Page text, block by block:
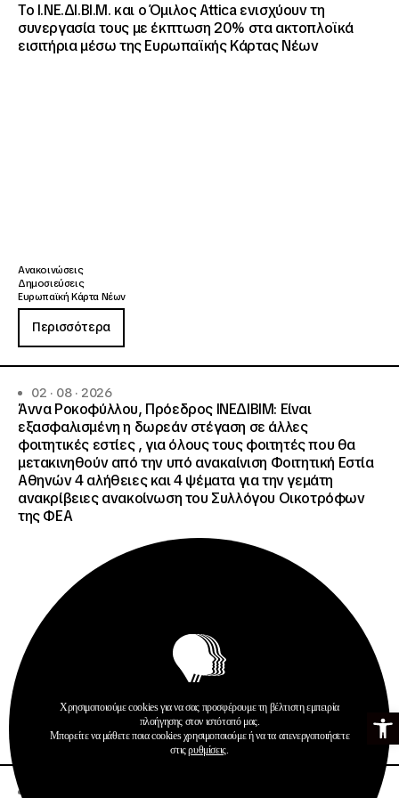
Ανοίξτε
Το Ι.ΝΕ.ΔΙ.ΒΙ.Μ. και o Όμιλος Attica ενισχύουν τη
συνεργασία τους με έκπτωση 20% στα ακτοπλοϊκά
εισιτήρια μέσω της Ευρωπαϊκής Κάρτας Νέων
Ανακοινώσεις
Δημοσιεύσεις
Ευρωπαϊκή Κάρτα Νέων
Περισσότερα
02 · 08 · 2026
Άννα Ροκοφύλλου, Πρόεδρος ΙΝΕΔΙΒΙΜ: Είναι
εξασφαλισμένη η δωρεάν στέγαση σε άλλες
φοιτητικές εστίες , για όλους τους φοιτητές που θα
μετακινηθούν από την υπό ανακαίνιση Φοιτητική Εστία
Αθηνών 4 αλήθειες και 4 ψέματα για την γεμάτη
ανακρίβειες ανακοίνωση του Συλλόγου Οικοτρόφων
της ΦΕΑ
Χρησιμοποιούμε cookies για να σας προσφέρουμε τη βέλτιστη εμπειρία
πλοήγησης στον ιστότοπό μας.
Μπορείτε να μάθετε ποια cookies χρησιμοποιούμε ή να τα απενεργοποιήσετε
στιςρυθμίσεις.